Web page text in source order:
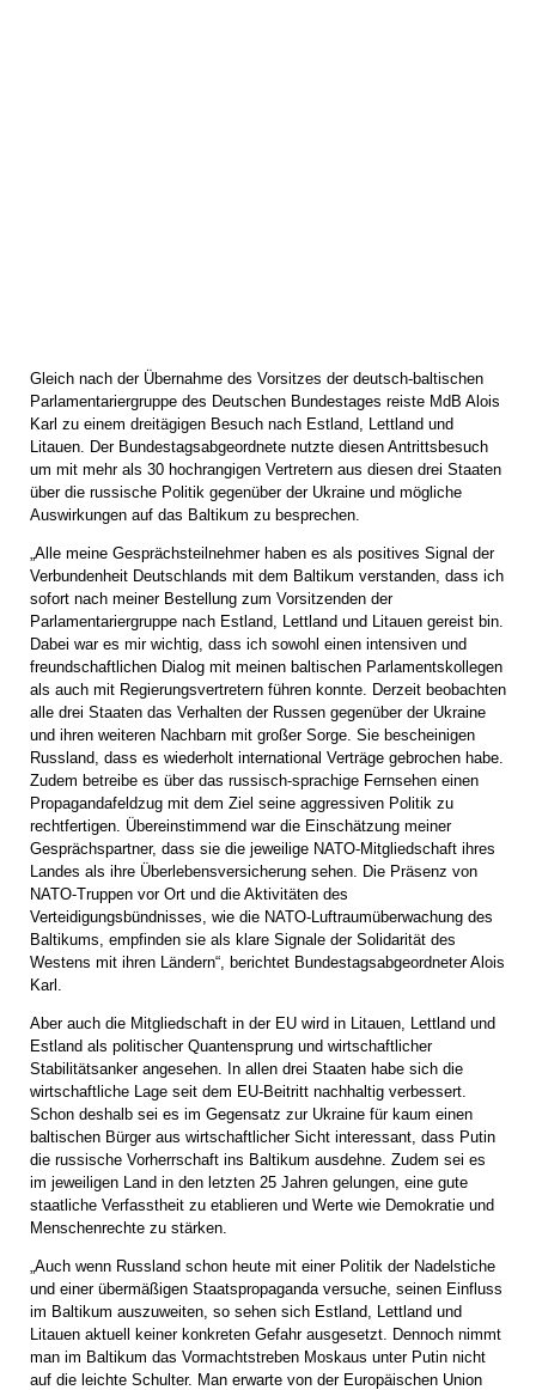
Gleich nach der Übernahme des Vorsitzes der deutsch-baltischen
Parlamentariergruppe des Deutschen Bundestages reiste MdB Alois
Karl zu einem dreitägigen Besuch nach Estland, Lettland und
Litauen. Der Bundestagsabgeordnete nutzte diesen Antrittsbesuch
um mit mehr als 30 hochrangigen Vertretern aus diesen drei Staaten
über die russische Politik gegenüber der Ukraine und mögliche
Auswirkungen auf das Baltikum zu besprechen.
„Alle meine Gesprächsteilnehmer haben es als positives Signal der
Verbundenheit Deutschlands mit dem Baltikum verstanden, dass ich
sofort nach meiner Bestellung zum Vorsitzenden der
Parlamentariergruppe nach Estland, Lettland und Litauen gereist bin.
Dabei war es mir wichtig, dass ich sowohl einen intensiven und
freundschaftlichen Dialog mit meinen baltischen Parlamentskollegen
als auch mit Regierungsvertretern führen konnte. Derzeit beobachten
alle drei Staaten das Verhalten der Russen gegenüber der Ukraine
und ihren weiteren Nachbarn mit großer Sorge. Sie bescheinigen
Russland, dass es wiederholt international Verträge gebrochen habe.
Zudem betreibe es über das russisch-sprachige Fernsehen einen
Propagandafeldzug mit dem Ziel seine aggressiven Politik zu
rechtfertigen. Übereinstimmend war die Einschätzung meiner
Gesprächspartner, dass sie die jeweilige NATO-Mitgliedschaft ihres
Landes als ihre Überlebensversicherung sehen. Die Präsenz von
NATO-Truppen vor Ort und die Aktivitäten des
Verteidigungsbündnisses, wie die NATO-Luftraumüberwachung des
Baltikums, empfinden sie als klare Signale der Solidarität des
Westens mit ihren Ländern“, berichtet Bundestagsabgeordneter Alois
Karl.
Aber auch die Mitgliedschaft in der EU wird in Litauen, Lettland und
Estland als politischer Quantensprung und wirtschaftlicher
Stabilitätsanker angesehen. In allen drei Staaten habe sich die
wirtschaftliche Lage seit dem EU-Beitritt nachhaltig verbessert.
Schon deshalb sei es im Gegensatz zur Ukraine für kaum einen
baltischen Bürger aus wirtschaftlicher Sicht interessant, dass Putin
die russische Vorherrschaft ins Baltikum ausdehne. Zudem sei es
im jeweiligen Land in den letzten 25 Jahren gelungen, eine gute
staatliche Verfasstheit zu etablieren und Werte wie Demokratie und
Menschenrechte zu stärken.
„Auch wenn Russland schon heute mit einer Politik der Nadelstiche
und einer übermäßigen Staatspropaganda versuche, seinen Einfluss
im Baltikum auszuweiten, so sehen sich Estland, Lettland und
Litauen aktuell keiner konkreten Gefahr ausgesetzt. Dennoch nimmt
man im Baltikum das Vormachtstreben Moskaus unter Putin nicht
auf die leichte Schulter. Man erwarte von der Europäischen Union